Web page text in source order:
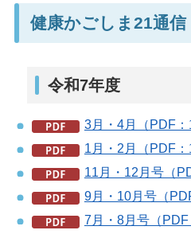
健康かごしま21通信
令和7年度
3月・4月（PDF：
1月・2月（PDF：
11月・12月号（
9月・10月号（
7月・8月号（PDF